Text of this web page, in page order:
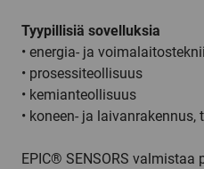
Tyypillisiä sovelluksia
• energia- ja
• prosessiteollisuus
• kemianteollisuus
• koneen- ja laivanrakennus,
EPIC® SENSORS valmistaa